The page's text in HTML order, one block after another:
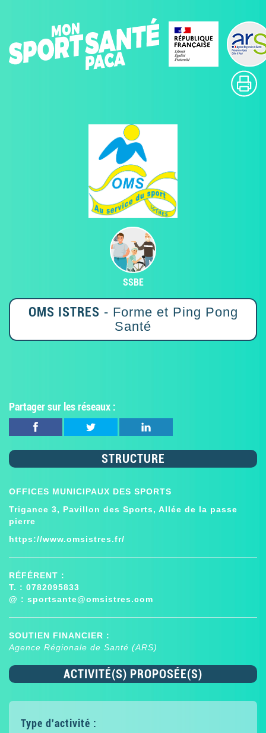
SSBE
OMS ISTRES - Forme et Ping Pong
Santé
Partager sur les réseaux :
STRUCTURE
OFFICES MUNICIPAUX DES SPORTS
Trigance 3, Pavillon des Sports, Allée de la passe
pierre
https://www.omsistres.fr/
RÉFÉRENT :
T. : 0782095833
@ : sportsante@omsistres.com
SOUTIEN FINANCIER :
Agence Régionale de Santé (ARS)
ACTIVITÉ(S) PROPOSÉE(S)
Type d'activité :